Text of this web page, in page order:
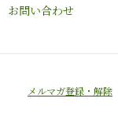
お問い合わせ
メルマガ登録・解除